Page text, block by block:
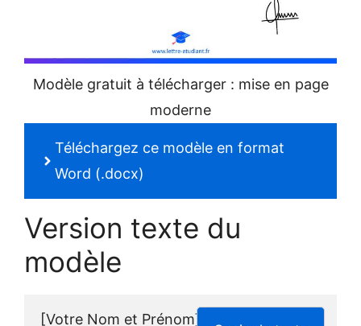
Modèle gratuit à télécharger : mise en page
moderne
Téléchargez ce modèle en format
Word (.docx)
Version texte du
modèle
[Votre Nom et Prénom]